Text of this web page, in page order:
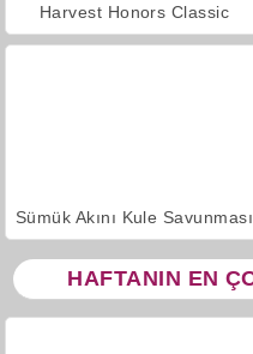
Harvest Honors Classic
Sümük Akını Kule Savunması